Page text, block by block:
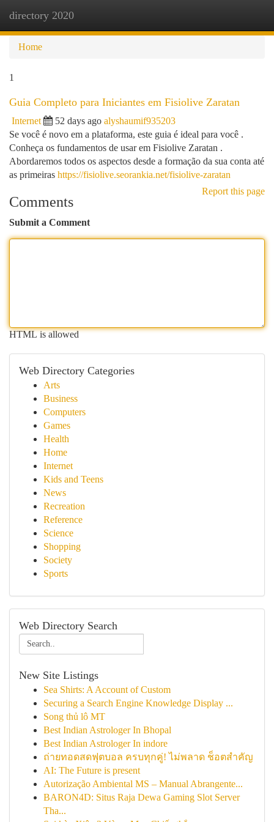
directory 2020
Home
1
Guia Completo para Iniciantes em Fisiolive Zaratan
Internet 52 days ago alyshaumif935203
Se você é novo em a plataforma, este guia é ideal para você .
Conheça os fundamentos de usar em Fisiolive Zaratan .
Abordaremos todos os aspectos desde a formação da sua conta até
as primeiras https://fisiolive.seorankia.net/fisiolive-zaratan
Report this page
Comments
Submit a Comment
HTML is allowed
Web Directory Categories
Arts
Business
Computers
Games
Health
Home
Internet
Kids and Teens
News
Recreation
Reference
Science
Shopping
Society
Sports
Web Directory Search
New Site Listings
Sea Shirts: A Account of Custom
Securing a Search Engine Knowledge Display ...
Song thủ lô MT
Best Indian Astrologer In Bhopal
Best Indian Astrologer In indore
ถ่ายทอดสดฟุตบอล ครบทุกคู่! ไม่พลาด ช็อตสำคัญ
AI: The Future is present
Autorização Ambiental MS – Manual Abrangente...
BARON4D: Situs Raja Dewa Gaming Slot Server
Tha...